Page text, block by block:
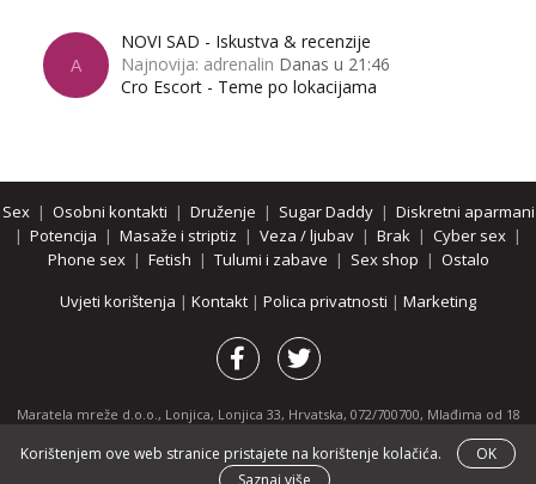
A
NOVI SAD - Iskustva & recenzije
Najnovija: adrenalin Danas u 21:46
Cro Escort - Teme po lokacijama
Sex| Osobni kontakti | Druženje | Sugar Daddy| Diskretni aparmani
| Potencija | Masaže i striptiz | Veza / ljubav | Brak | Cyber sex |
Phone sex| Fetish | Tulumi i zabave | Sex shop | Ostalo
Uvjeti korištenja | Kontakt | Polica privatnosti | Marketing
Maratela mreže d.o.o., Lonjica, Lonjica 33, Hrvatska, 072/700700, Mlađima od 18
godina zabranjeno je pregledavanje stranice i svih njenih dijelova.
Partnerski portali:osobnikontakti.com|hotline.hr|ThePornDude.com
Korištenjem ove web stranice pristajete na korištenje kolačića.
OK
Saznaj više